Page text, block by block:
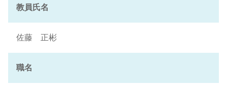
教員氏名
佐藤 正彬
職名